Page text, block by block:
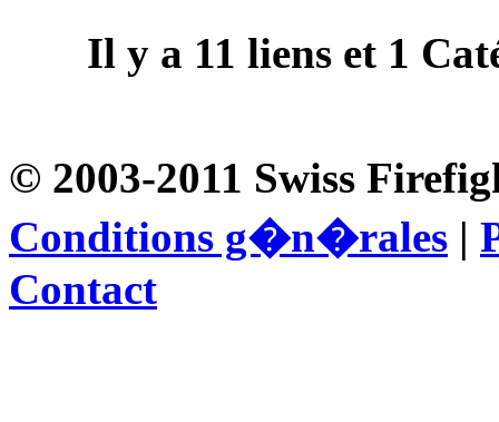
Il y a 11 liens et 1
© 2003-2011 Swiss
Conditions g�n�rales |
Contact